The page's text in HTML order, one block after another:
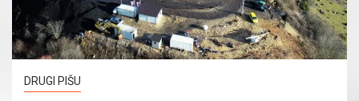
DRUGI PIŠU